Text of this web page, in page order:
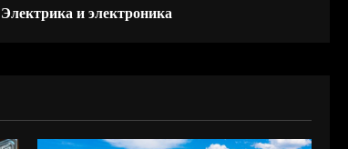
Электрика и электроника